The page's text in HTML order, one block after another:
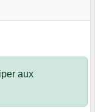
aux